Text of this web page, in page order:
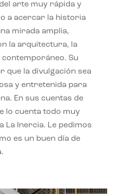
arte muy rápida y
a acercar la historia
mirada amplia,
la arquitectura, la
Su
que la divulgación sea
y entretenida para
En sus cuentas de
lo cuenta todo muy
La Inercia. Le pedimos
es un buen día de